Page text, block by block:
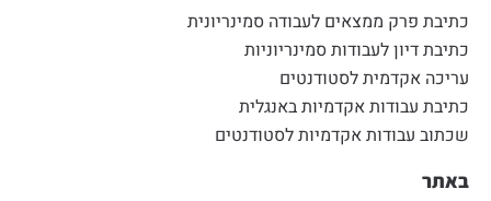
כתיבת פרק ממצאים לעבודה סמינריונית
כתיבת דיון לעבודות סמינריוניות
עריכה אקדמית לסטודנטים
כתיבת עבודות אקדמיות באנגלית
שכתוב עבודות אקדמיות לסטודנטים
באתר